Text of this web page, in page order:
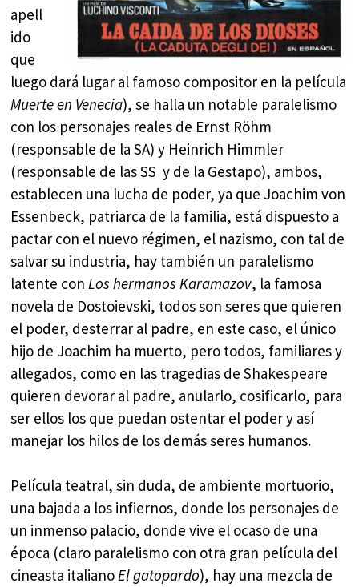
apell
ido
que
luego dará lugar al famoso compositor en la película
Muerte en Venecia), se halla un notable paralelismo
con los personajes reales de Ernst Röhm
(responsable de la SA) y Heinrich Himmler
(responsable de las SS y de la Gestapo), ambos,
establecen una lucha de poder, ya que Joachim von
Essenbeck, patriarca de la familia, está dispuesto a
pactar con el nuevo régimen, el nazismo, con tal de
salvar su industria, hay también un paralelismo
latente conLos hermanos Karamazov, la famosa
novela de Dostoievski, todos son seres que quieren
el poder, desterrar al padre, en este caso, el único
hijo de Joachim ha muerto, pero todos, familiares y
allegados, como en las tragedias de Shakespeare
quieren devorar al padre, anularlo, cosificarlo, para
ser ellos los que puedan ostentar el poder y así
manejar los hilos de los demás seres humanos.
Película teatral, sin duda, de ambiente mortuorio,
una bajada a los infiernos, donde los personajes de
un inmenso palacio, donde vive el ocaso de una
época (claro paralelismo con otra gran película del
cineasta italianoEl gatopardo), hay una mezcla de